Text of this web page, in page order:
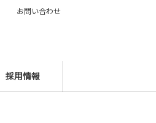
採用情報
お問い合わせ